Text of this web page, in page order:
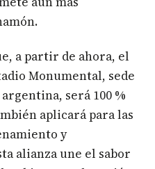
a partir de ahora, el
Monumental, sede
será 100 %
aplicará para las
y
alianza une el sabor